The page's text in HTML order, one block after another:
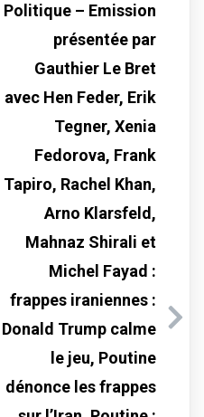
Politique – Emission
présentée par
Gauthier Le Bret
avec Hen Feder, Erik
Tegner, Xenia
Fedorova, Frank
Tapiro, Rachel Khan,
Arno Klarsfeld,
Mahnaz Shirali et
Michel Fayad :
frappes iraniennes :
Donald Trump calme
le jeu, Poutine
dénonce les frappes